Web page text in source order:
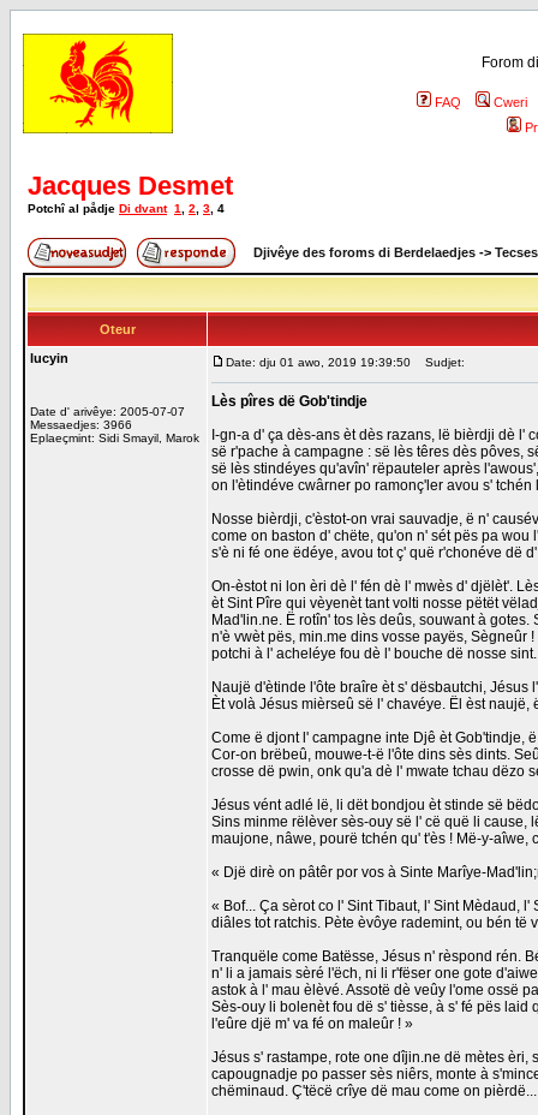
Forom
FAQ
Cweri
Jacques Desmet
Potchî al pådje Di dvant 1 2 3 4
Djivêye des foroms di Berdelaedjes ->
Oteur
lucyin
Date d' arivêye: 2005-07-07
Messaedjes: 3966
Eplaeçmint: Sidi Smayil, Marok
Date: dju 01 awo, 2019 19:39:50 Sudjet:
Lès pîres dë Gob'tindje
I-gn-a d' ça dès-ans èt dès razans, lë bièrdji dè l'
së r'pache à campagne : së lès têres dès pôves,
së lès stindéyes qu'avîn' rëpauteler après
on l'ètindéve cwârner po ramonç'ler avou s'
Nosse bièrdji, c'èstot-on vrai sauvadje, ë n'
come on baston d' chëte, qu'on n' sét pës pa
s'è ni fé one ëdéye, avou tot ç' quë r'chonéve dë
On-èstot ni lon èri dè l' fén dè l' mwès d' djëlèt'.
èt Sint Pîre qui vèyenèt tant volti nosse pëtët
Mad'lin.ne. Ë rotîn' tos lès deûs, souwant à
n'è vwèt pës, min.me dins vosse payës, Sègneûr
potchi à l' acheléye fou dè l' bouche dë nosse sint.
Naujë d'ètinde l'ôte braîre èt s' dësbautchi,
Èt volà Jésus mièrseû së l' chavéye. Ël èst
Come ë djont l' campagne inte Djê èt Gob'tindje,
Cor-on brëbeû, mouwe-t-ë l'ôte dins sès dints.
crosse dë pwin, onk qu'a dè l' mwate tchau dëzo
Jésus vént adlé lë, li dët bondjou èt stinde së
Sins minme rëlèver sès-ouy së l' cë quë li cause,
maujone, nâwe, pourë tchén qu' t'ès ! Më-y-aîwe,
« Djë dirè on pâtêr por vos à Sinte Marîye-
« Bof... Ça sèrot co l' Sint Tibaut, l' Sint Mèdaud,
diâles tot ratchis. Pète èvôye rademint, ou bén të
Tranquële come Batësse, Jésus n' rèspond rén.
n' li a jamais sèré l'ëch, ni li r'fëser one gote
astok à l' mau èlèvé. Assotë dè veûy l'ome ossë
Sès-ouy li bolenèt fou dë s' tièsse, à s' fé pës laid
l'eûre djë m' va fé on maleûr ! »
Jésus s' rastampe, rote one dîjin.ne dë mètes
capougnadje po passer sès niêrs, monte à
chëminaud. Ç'tëcë crîye dë mau come on pièrdë...